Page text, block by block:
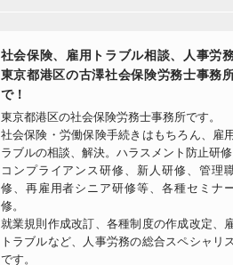
社会保険、雇用トラブル相談、人事労
東京都港区の古澤社会保険労務士事務
で！
東京都港区の社会保険労務士事務所です。
社会保険・労働保険手続きはもちろん、雇
ラブルの相談、解決。ハラスメント防止研修
コンプライアンス研修、新人研修、管理
修、再雇用者シニア研修等、各種セミナ
修。
就業規則作成改訂、各種制度の作成改定、
トラブルなど、人事労務の総合スペシャリ
です。